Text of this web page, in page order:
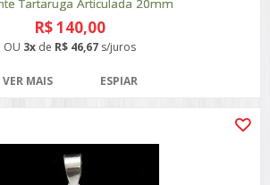
Tartaruga Articulada 20mm
R$ 140,00
OU 3x de R$ 46,67 s/juros
VER MAIS ESPIAR